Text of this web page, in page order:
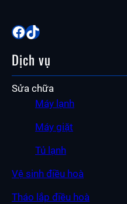
Facebook TikTok
Dịch vụ
Sửa chữa
Máy lạnh
Máy giặt
Tủ lạnh
Vệ sinh điều hoà
Tháo lắp điều hoà